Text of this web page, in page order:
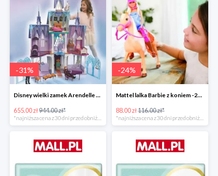
-31%
Disney wielki zamek Arendelle Frozen 2 -30%
655.00 zł944.00 zł*
-24%
Mattel lalka Barbie z koniem -24%
88.00 zł116.00 zł*